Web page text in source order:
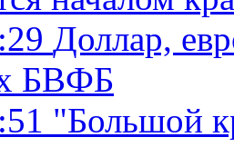
Доллар,
БВФБ
"Большой